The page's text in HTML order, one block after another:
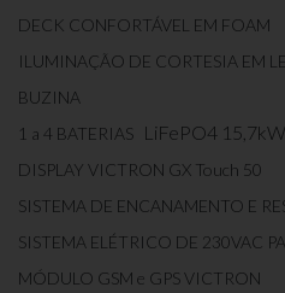
DECK CONFORTÁVEL EM FOAM
ILUMINAÇÃO DE CORTESIA EM
BUZINA
1 a 4 BATERIAS LiFePO4
DISPLAY VICTRON GX Touch 50
SISTEMA DE ENCANAMENTO E
SISTEMA ELÉTRICO DE 230VAC
MÓDULO GSM e GPS VICTRON